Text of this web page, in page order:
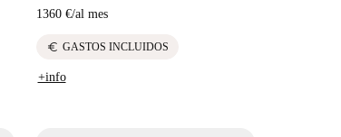
1360 €/al mes
euro GASTOS INCLUIDOS
+info